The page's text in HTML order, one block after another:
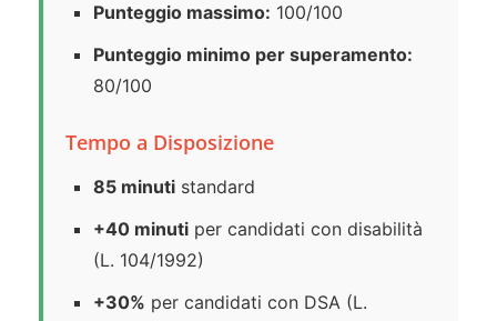
Punteggio massimo: 100/100
Punteggio minimo per superamento:
80/100
Tempo a Disposizione
85 minuti standard
+40 minuti per candidati con disabilità
(L. 104/1992)
+30% per candidati con DSA (L.